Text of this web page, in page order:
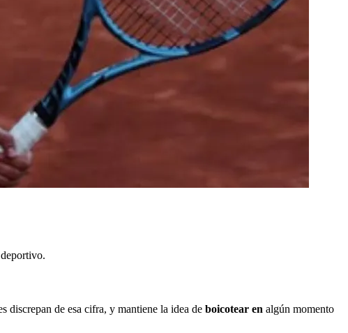
discrepan de esa cifra, y mantiene la idea de boicotear en algún momento